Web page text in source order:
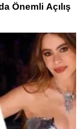
Önemli Açılış